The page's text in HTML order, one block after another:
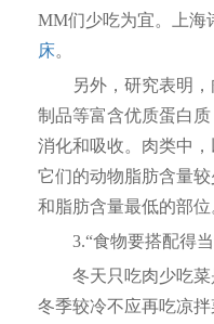
MM们少吃为宜。上海
床。
另外，研究表明，
制品等富含优质蛋白
消化和吸收。肉类中
它们的动物脂肪含量
和脂肪含量最低的部位
3.“食物要搭配得当
冬天只吃肉少吃菜
冬季较冷不应再吃凉